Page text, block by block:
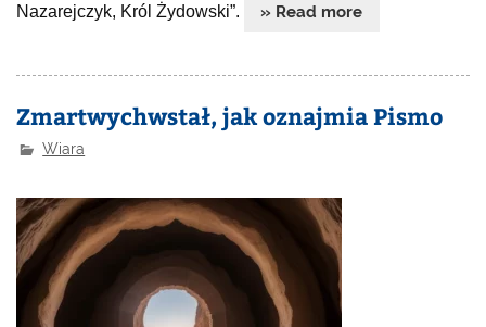
Nazarejczyk, Król Żydowski”. » Read more
Zmartwychwstał, jak oznajmia Pismo
Wiara